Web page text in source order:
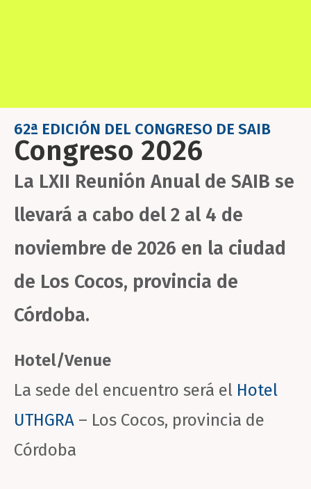
62ª EDICIÓN DEL CONGRESO DE SAIB
Congreso 2026
La LXII Reunión Anual de SAIB se
llevará a cabo del 2 al 4 de
noviembre de 2026 en la ciudad
de Los Cocos, provincia de
Córdoba.
Hotel/Venue
La sede del encuentro será el Hotel
UTHGRA – Los Cocos, provincia de
Córdoba